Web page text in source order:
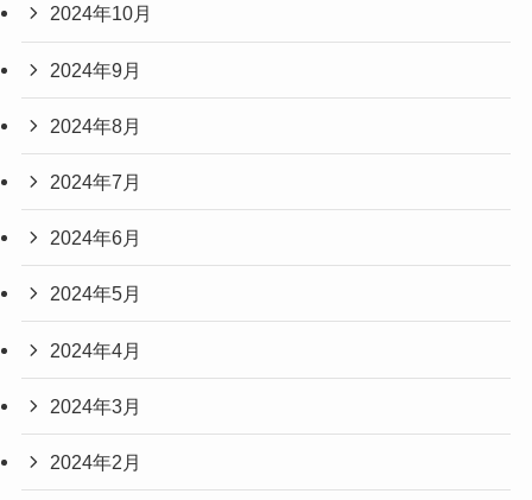
2024年10月
2024年9月
2024年8月
2024年7月
2024年6月
2024年5月
2024年4月
2024年3月
2024年2月